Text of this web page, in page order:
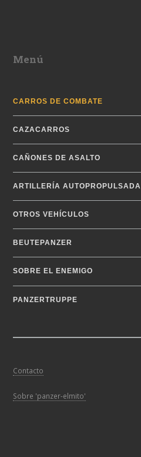
Menú
CARROS DE COMBATE
CAZACARROS
CAÑONES DE ASALTO
ARTILLERÍA AUTOPROPULSADA
OTROS VEHÍCULOS
BEUTEPANZER
SOBRE EL ENEMIGO
PANZERTRUPPE
Contacto
Sobre 'panzer-elmito'